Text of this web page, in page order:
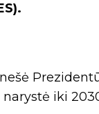
narystė iki